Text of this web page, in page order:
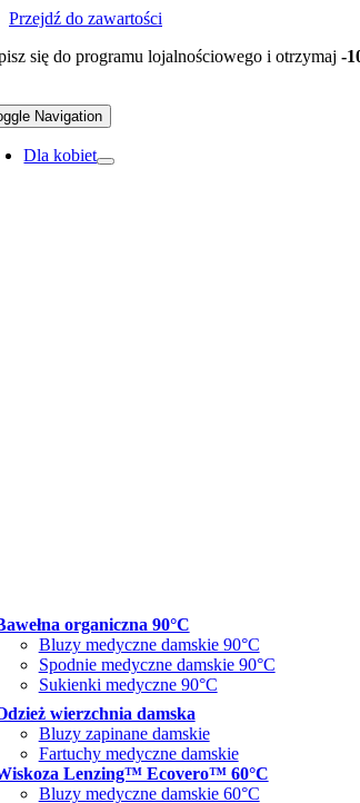
Przejdź do zawartości
się do programu lojalnościowego i otrzymaj-
Navigation
Dla kobiet
organiczna 90°C
Bluzy medyczne damskie 90°C
Spodnie medyczne damskie 90°C
Sukienki medyczne 90°C
wierzchnia damska
Bluzy zapinane damskie
Fartuchy medyczne damskie
Lenzing™ Ecovero™ 60°C
Bluzy medyczne damskie 60°C